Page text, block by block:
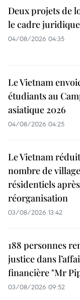
Deux projets de
le cadre
04/08/2026 04:35
Le Vietnam
étudiants au
asiatique 2026
04/08/2026 04:25
Le Vietnam réduit
nombre de
résidentiels
réorganisation
03/08/2026 13:42
188 personnes
justice dans
financière "Mr
03/08/2026 09:52